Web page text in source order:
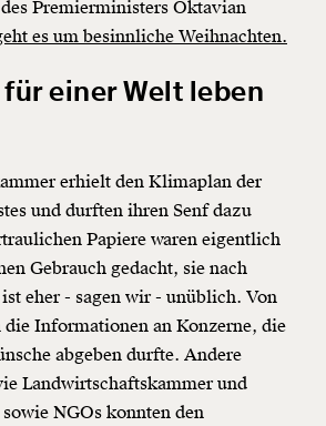
1/3
Premierministers Oktavian
es um besinnliche Weihnachten.
einer Welt leben
erhielt den Klimaplan der
und durften ihren Senf dazu
Papiere waren eigentlich
Gebrauch gedacht, sie nach
eher - sagen wir - unüblich. Von
Informationen an Konzerne, die
abgeben durfte. Andere
Landwirtschaftskammer und
NGOs konnten den